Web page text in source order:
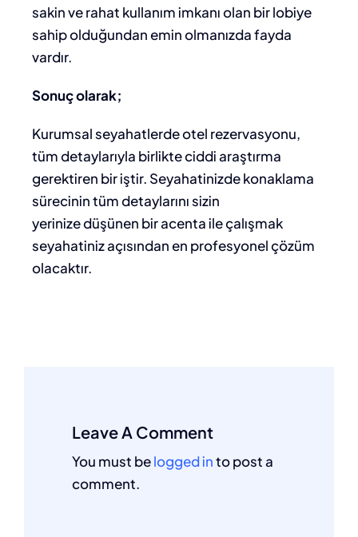
sakin ve rahat kullanım imkanı olan bir lobiye
sahip olduğundan emin olmanızda fayda
vardır.
Sonuç olarak;
Kurumsal seyahatlerde otel rezervasyonu,
tüm detaylarıyla birlikte ciddi araştırma
gerektiren bir iştir. Seyahatinizde konaklama
sürecinin tüm detaylarını sizin
yerinize düşünen bir acenta ile çalışmak
seyahatiniz açısından en profesyonel çözüm
olacaktır.
Leave A Comment
You must belogged into post a
comment.